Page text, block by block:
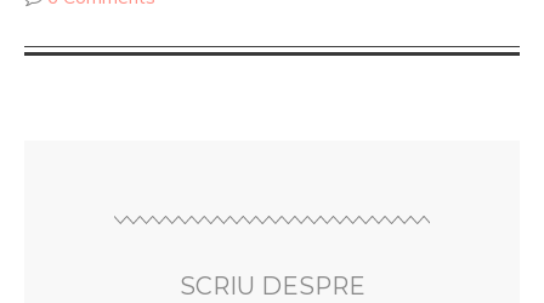
SCRIU DESPRE